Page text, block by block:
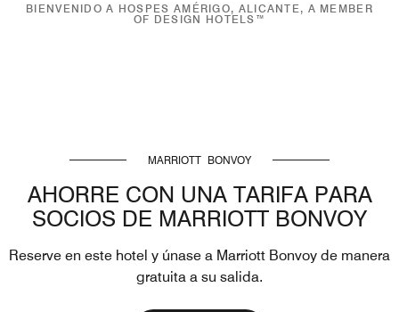
BIENVENIDO A HOSPES AMÉRIGO, ALICANTE, A MEMBER
OF DESIGN HOTELS™
MARRIOTT BONVOY
AHORRE CON UNA TARIFA PARA
SOCIOS DE MARRIOTT BONVOY
Reserve en este hotel y únase a Marriott Bonvoy de manera
gratuita a su salida.